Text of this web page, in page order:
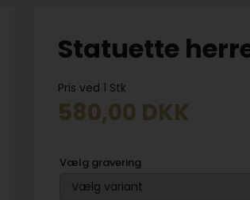
Statuette
Pris ved 1 Stk
580,00 DKK
Vælg gravering